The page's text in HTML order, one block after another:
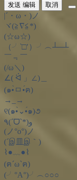
发送 编辑 取消
|´・ω・)ノ
ヾ(≧∇≦*)ゝ
(☆ω☆)
（╯‵□′）╯︵┴─┴
￣﹃￣
(/ω＼)
∠( ᐛ 」∠)＿
(๑•̀ㅁ•́ฅ)
→_→
୧(๑•̀⌄•́๑)૭
٩(ˊᗜˋ*)و
(ノ°ο°)ノ
(´இ皿இ｀)
⌇●﹏●⌇
(ฅ´ω`ฅ)
(╯°A°)╯︵○○○